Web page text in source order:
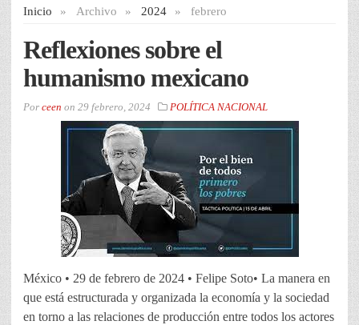
Inicio » Archivo » 2024 » febrero
Reflexiones sobre el
humanismo mexicano
Por ceen on 29 febrero, 2024 POLÍTICA NACIONAL
México • 29 de febrero de 2024 • Felipe Soto• La manera en
que está estructurada y organizada la economía y la sociedad
en torno a las relaciones de producción entre todos los actores